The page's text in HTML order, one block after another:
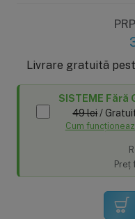
Livrare gratuită
SISTEME Fără
49 lei /
Cum
Preț